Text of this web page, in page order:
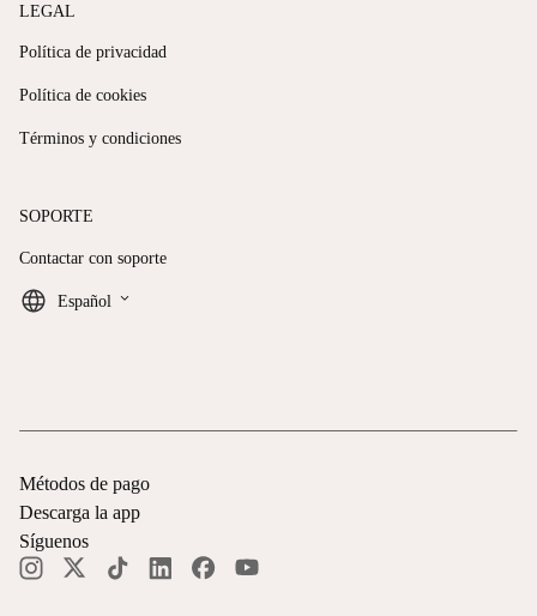
LEGAL
Política de privacidad
Política de cookies
Términos y condiciones
SOPORTE
Contactar con soporte
Español keyboard_arrow_down
Métodos de pago
Descarga la app
Síguenos